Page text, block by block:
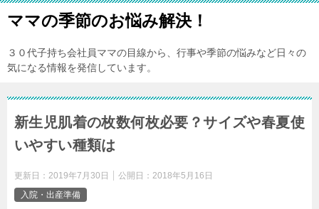
ママの季節のお悩み解決！
３０代子持ち会社員ママの目線から、行事や季節の悩みなど日々の
気になる情報を発信しています。
新生児肌着の枚数何枚必要？サイズや春夏使
いやすい種類は
更新日： 2019年7月30日 公開日： 2018年5月16日
入院・出産準備